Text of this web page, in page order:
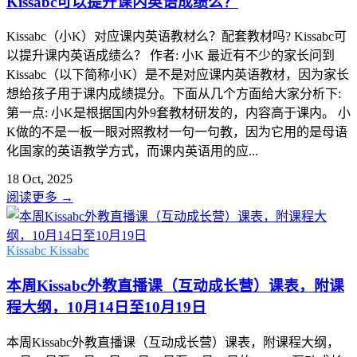
Kissabc（小K）对应课内英语教材么？配套教材吗? Kissabc可
以提升课内英语成绩么？ 作者: 小K 最近有不少的家长问到
Kissabc（以下简称小K）是不是对应课内英语教材，因为家长
想给孩子用于课内成绩提分。下面从几个方面给大家分析下:
第一点: 小K是根据国内外9套教材研发的，内容高于课内。 小
K做的不是一板一眼对照教材一句一句教，因为它用的是母语
化国家的英语教学方式，而课内英语用的应...
18 Oct, 2025
阅读更多 →
Kissabc Kissabc
本周Kissabc外教直播课（互动成长营）课表，附课
程大纲，10月14日至10月19日
本周Kissabc外教直播课（互动成长营）课表，附课程大纲，